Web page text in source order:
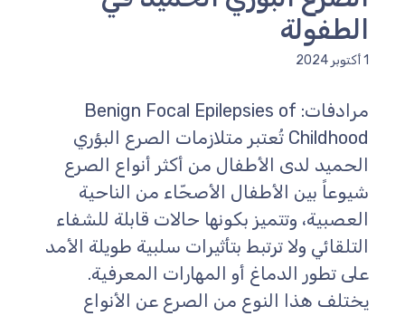
الطفولة
1 أكتوبر 2024
مرادفات: Benign Focal Epilepsies of
Childhood تُعتبر متلازمات الصرع البؤري
الحميد لدى الأطفال من أكثر أنواع الصرع
شيوعاً بين الأطفال الأصحّاء من الناحية
العصبية، وتتميز بكونها حالات قابلة للشفاء
التلقائي ولا ترتبط بتأثيرات سلبية طويلة الأمد
على تطور الدماغ أو المهارات المعرفية.
يختلف هذا النوع من الصرع عن الأنواع